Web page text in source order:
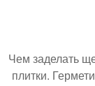
Чем заделать
плитки.